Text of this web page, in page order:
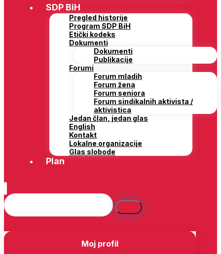
SDP BiH
Pregled historije
Program SDP BiH
Etički kodeks
Dokumenti
Dokumenti
Publikacije
Forumi
Forum mladih
Forum žena
Forum seniora
Forum sindikalnih aktivista /
aktivistica
Jedan član, jedan glas
English
Kontakt
Lokalne organizacije
Glas slobode
Plan
Moj profil